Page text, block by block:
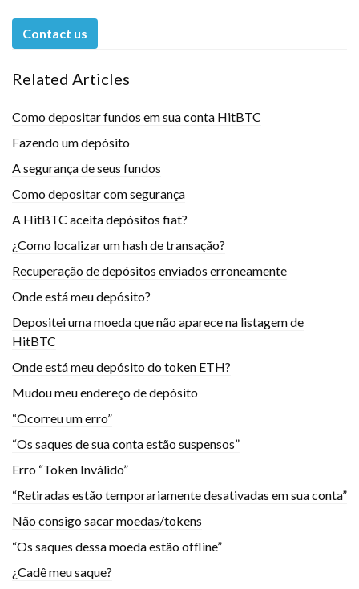
Contact us
Related Articles
Como depositar fundos em sua conta HitBTC
Fazendo um depósito
A segurança de seus fundos
Como depositar com segurança
A HitBTC aceita depósitos fiat?
¿Como localizar um hash de transação?
Recuperação de depósitos enviados erroneamente
Onde está meu depósito?
Depositei uma moeda que não aparece na listagem de
HitBTC
Onde está meu depósito do token ETH?
Mudou meu endereço de depósito
“Ocorreu um erro”
“Os saques de sua conta estão suspensos”
Erro “Token Inválido”
“Retiradas estão temporariamente desativadas em sua conta”
Não consigo sacar moedas/tokens
“Os saques dessa moeda estão offline”
¿Cadê meu saque?